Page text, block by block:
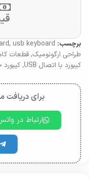
برچسب: , usb keyboard
طراحی ارگونومیک,قطعات
کیبورد با اتصال USB
,
برای دریافت
ارتباط در